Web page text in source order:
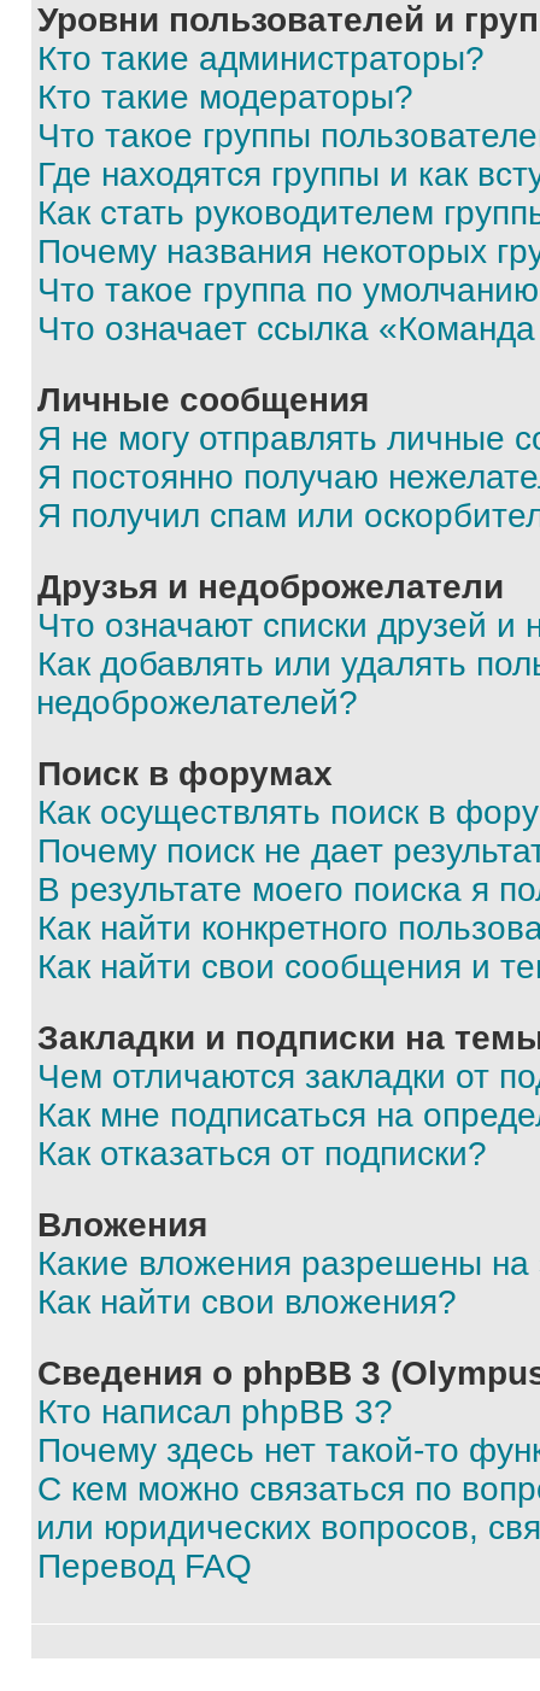
Уровни пользователей и
Кто такие администраторы?
Кто такие модераторы?
Что такое группы
Где находятся группы и как
Как стать руководителем
Почему названия некоторых
Что такое группа по
Что означает ссылка
Личные сообщения
Я не могу отправлять личные
Я постоянно получаю
Я получил спам или
Друзья и недоброжелатели
Что означают списки друзей и
Как добавлять или удалять
недоброжелателей?
Поиск в форумах
Как осуществлять поиск в
Почему поиск не дает
В результате моего поиска я
Как найти конкретного
Как найти свои сообщения и
Закладки и подписки на
Чем отличаются закладки от
Как мне подписаться на
Как отказаться от подписки?
Вложения
Какие вложения разрешены
Как найти свои вложения?
Сведения о phpBB 3
Кто написал phpBB 3?
Почему здесь нет такой-то
С кем можно связаться по
или юридических вопросов,
Перевод FAQ